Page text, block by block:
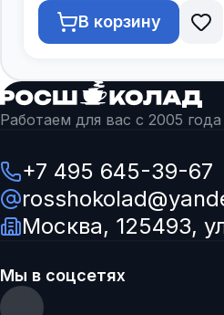
В корзину
Работаем для вас с 2005 года
+7 495 645-39-67
Москва, 125493,
Мы в соцсетях